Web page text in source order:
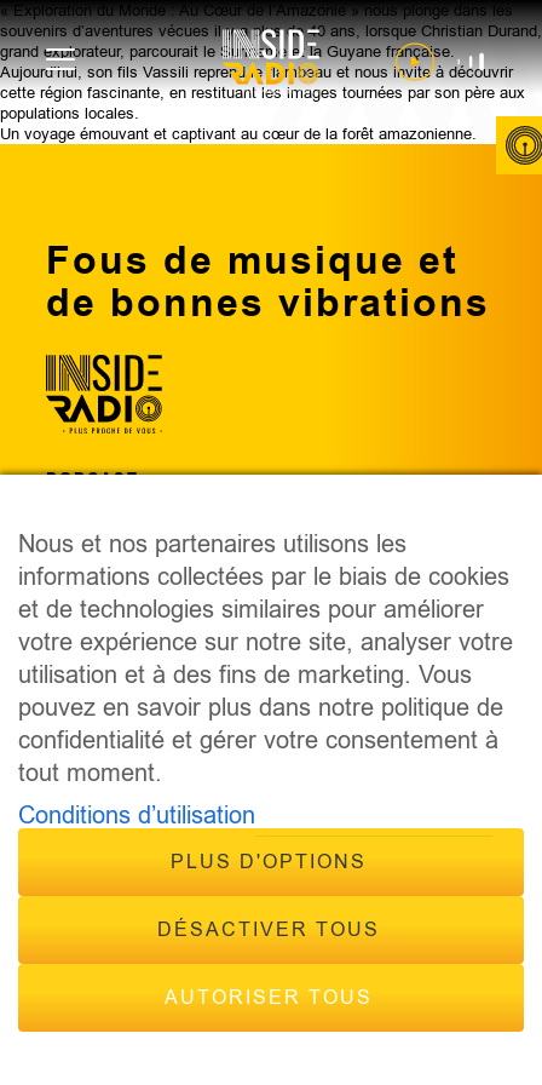
« Exploration du Monde : Au Cœur de l’Amazonie » nous plonge dans les
souvenirs d’aventures vécues il y a plus de 40 ans, lorsque Christian Durand,
grand explorateur, parcourait le Suriname et la Guyane française.
Aujourd’hui, son fils Vassili reprend le flambeau et nous invite à découvrir
cette région fascinante, en restituant les images tournées par son père aux
populations locales.
Un voyage émouvant et captivant au cœur de la forêt amazonienne.
Fous de musique et
de bonnes vibrations
PODCAST
ANIMATEURS
CONCOURS
ÉVÈNEMENTS
CONTACT
FRÉQUENCES
© 2026 - Tous droits réservés Inside Radio, site réalisé par
Inside Communication
Mentions légales-Politique de confidentialité
Nous et nos partenaires utilisons les
informations collectées par le biais de cookies
et de technologies similaires pour améliorer
votre expérience sur notre site, analyser votre
utilisation et à des fins de marketing. Vous
pouvez en savoir plus dans notre politique de
confidentialité et gérer votre consentement à
tout moment.
Conditions d’utilisation
PLUS D'OPTIONS
DÉSACTIVER TOUS
AUTORISER TOUS